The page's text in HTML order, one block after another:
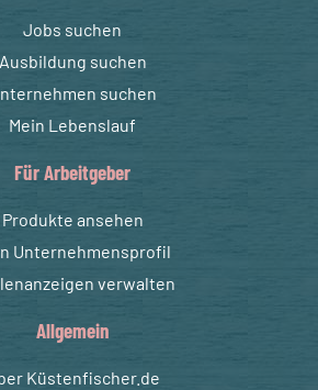
Jobs suchen
Ausbildung suchen
suchen
Mein Lebenslauf
Für Arbeitgeber
Produkte ansehen
Unternehmensprofil
verwalten
Allgemein
Küstenfischer.de